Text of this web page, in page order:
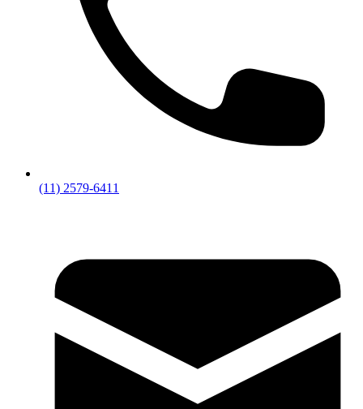
(11) 2579-6411